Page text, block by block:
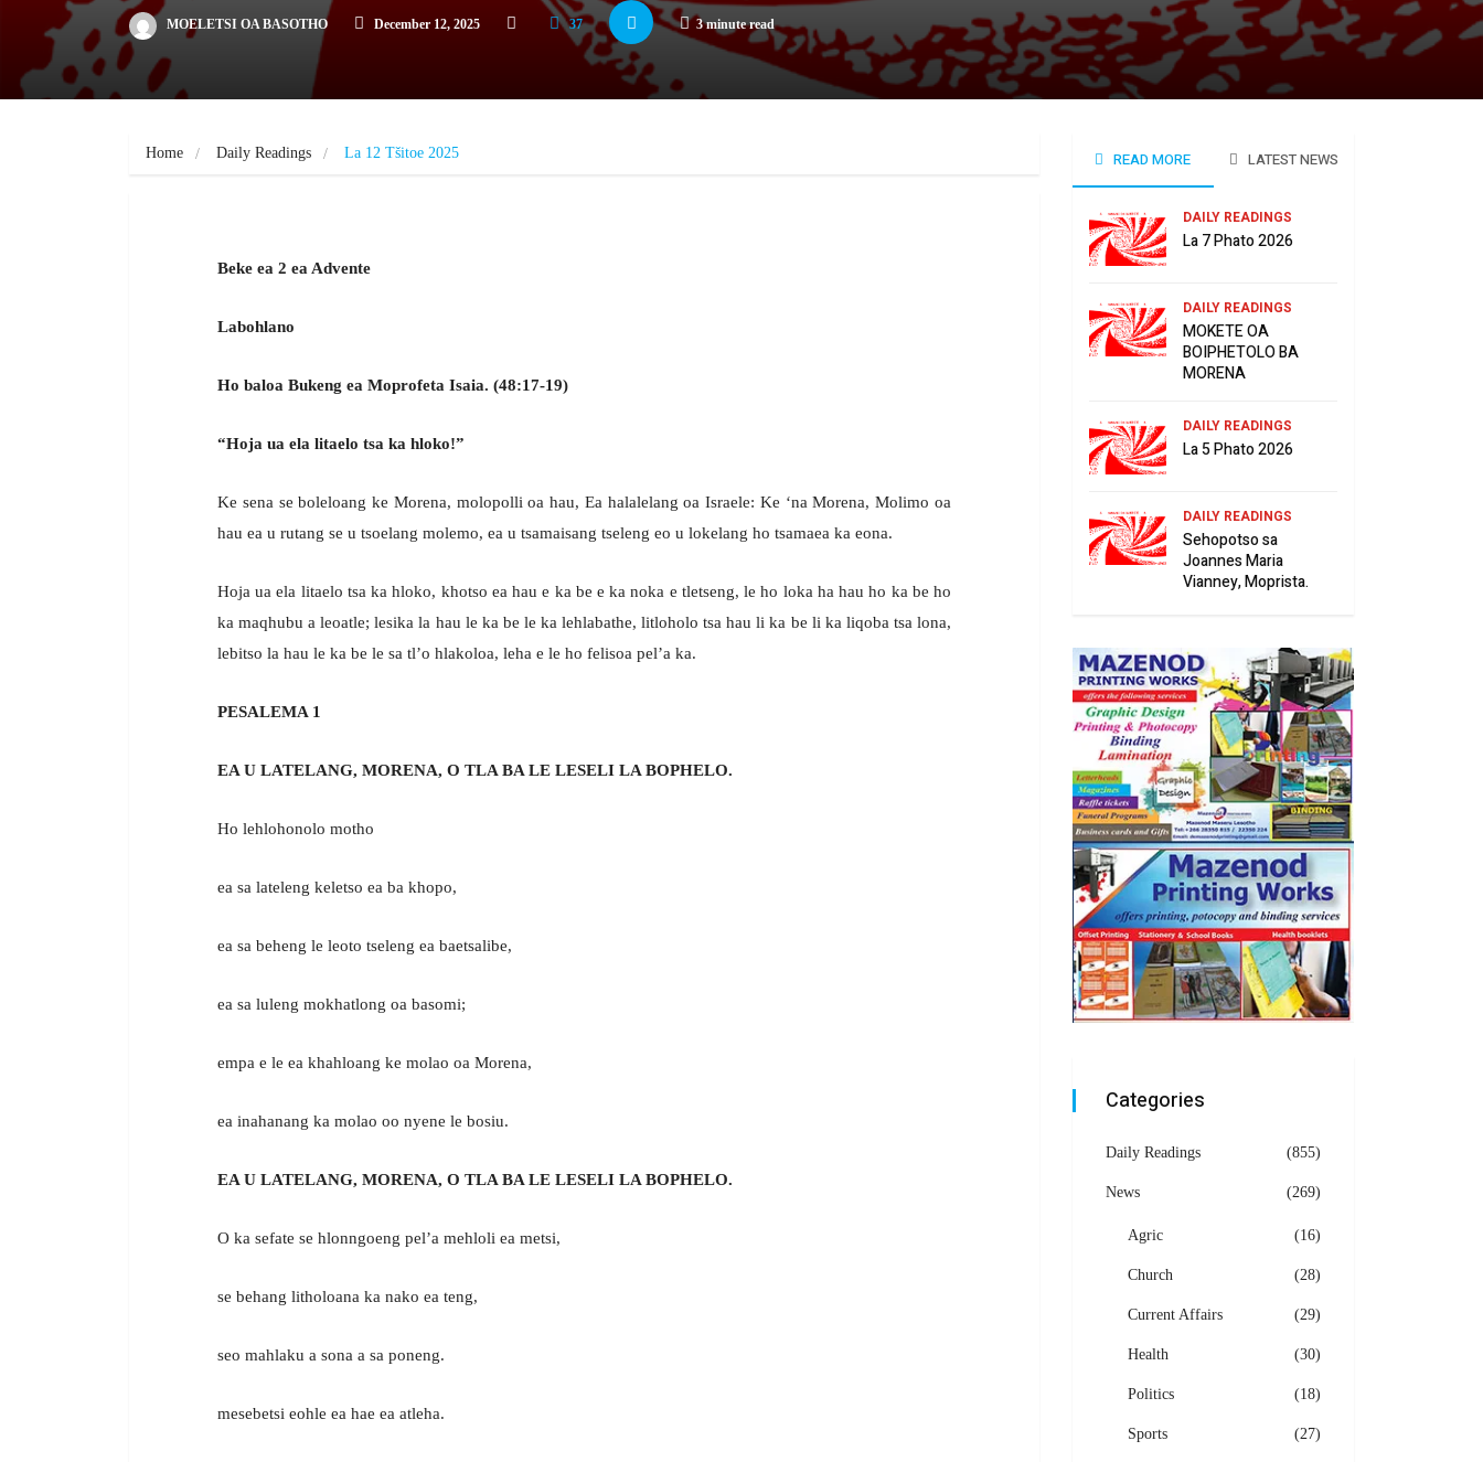
MOELETSI OA BASOTHO December 12, 2025 37 3 minute read
Home Daily Readings La 12 Tšitoe 2025
Beke ea 2 ea Advente
Labohlano
Ho baloa Bukeng ea Moprofeta Isaia. (48:17-19)
“Hoja ua ela litaelo tsa ka hloko!”
Ke sena se boleloang ke Morena, molopolli oa hau, Ea halalelang oa Israele: Ke ‘na Morena, Molimo oa
hau ea u rutang se u tsoelang molemo, ea u tsamaisang tseleng eo u lokelang ho tsamaea ka eona.
Hoja ua ela litaelo tsa ka hloko, khotso ea hau e ka be e ka noka e tletseng, le ho loka ha hau ho ka be ho
ka maqhubu a leoatle; lesika la hau le ka be le ka lehlabathe, litloholo tsa hau li ka be li ka liqoba tsa lona,
lebitso la hau le ka be le sa tl’o hlakoloa, leha e le ho felisoa pel’a ka.
PESALEMA 1
EA U LATELANG, MORENA, O TLA BA LE LESELI LA BOPHELO.
Ho lehlohonolo motho
ea sa lateleng keletso ea ba khopo,
ea sa beheng le leoto tseleng ea baetsalibe,
ea sa luleng mokhatlong oa basomi;
empa e le ea khahloang ke molao oa Morena,
ea inahanang ka molao oo nyene le bosiu.
EA U LATELANG, MORENA, O TLA BA LE LESELI LA BOPHELO.
O ka sefate se hlonngoeng pel’a mehloli ea metsi,
se behang litholoana ka nako ea teng,
seo mahlaku a sona a sa poneng.
mesebetsi eohle ea hae ea atleha.
READ MORE LATEST NEWS
DAILY READINGS
La 7 Phato 2026
DAILY READINGS
MOKETE OA
BOIPHETOLO BA
MORENA
DAILY READINGS
La 5 Phato 2026
DAILY READINGS
Sehopotso sa
Joannes Maria
Vianney, Moprista.
Categories
Daily Readings (855)
News (269)
Agric (16)
Church (28)
Current Affairs (29)
Health (30)
Politics (18)
Sports (27)